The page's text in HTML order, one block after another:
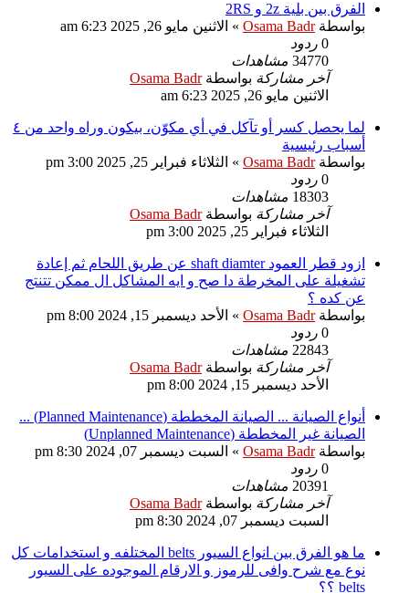
الفرق بين بلية 2z و 2RS
بواسطةOsama Badr
» الاثنين مايو 26, 2025 6:23 am
0 ردود
34770 مشاهدات
آخر مشاركة بواسطةOsama Badr
الاثنين مايو 26, 2025 6:23 am
لما يحصل كسر أو تآكل في أي مكوّن، بيكون وراه واحد من ٤
أسباب رئيسية
بواسطةOsama Badr
» الثلاثاء فبراير 25, 2025 3:00 pm
0 ردود
18303 مشاهدات
آخر مشاركة بواسطةOsama Badr
الثلاثاء فبراير 25, 2025 3:00 pm
ازود قطر العمود shaft diamter عن طريق اللحام ثم إعادة
تشغيلة على المخرطة دا صح و ايه المشاكل ال ممكن تتنتج
عن كده ؟
بواسطةOsama Badr
» الأحد ديسمبر 15, 2024 8:00 pm
0 ردود
22843 مشاهدات
آخر مشاركة بواسطةOsama Badr
الأحد ديسمبر 15, 2024 8:00 pm
أنواع الصيانة ... الصيانة المخططة (Planned Maintenance) ...
الصيانة غير المخططة (Unplanned Maintenance)
بواسطةOsama Badr
» السبت ديسمبر 07, 2024 8:30 pm
0 ردود
20391 مشاهدات
آخر مشاركة بواسطةOsama Badr
السبت ديسمبر 07, 2024 8:30 pm
ما هو الفرق بين انواع السيور belts المختلفه و استخدامات كل
نوع مع شرح وافى للرموز و الارقام الموجوده على السيور
belts ؟؟